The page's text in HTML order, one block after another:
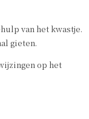
van het kwastje.
gieten.
op het